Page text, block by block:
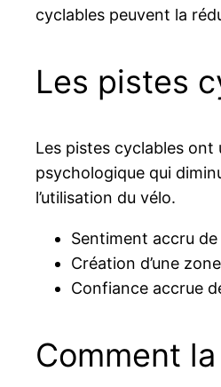
cyclables peuvent la
Les pistes
Les pistes cyclables
psychologique qui
l’utilisation du vélo.
Sentiment accru
Création d’une
Confiance accrue
Comment